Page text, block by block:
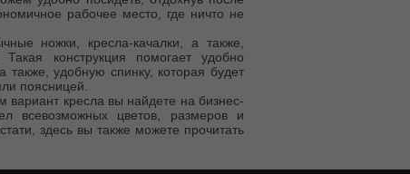
рабочее место, где ничто не
ножки, кресла-качалки, а также,
конструкция помогает удобно
удобную спинку, которая будет
поясницей.
кресла вы найдете на бизнес-
всевозможных цветов, размеров и
здесь вы также можете прочитать